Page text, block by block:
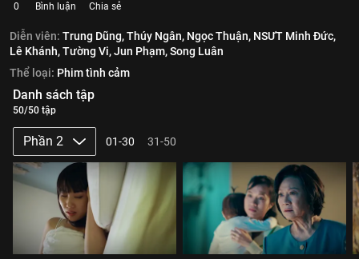
0 Bình luận Chia sẻ
Diễn viên: Trung Dũng,Thúy Ngân, Ngọc Thuận, NSƯT Minh Đức,
Lê Khánh,Tường Vi,Jun Phạm,Song Luân
Thể loại: Phim tình cảm
Danh sách tập
50/50 tập
Phần 2 01-30 31-50